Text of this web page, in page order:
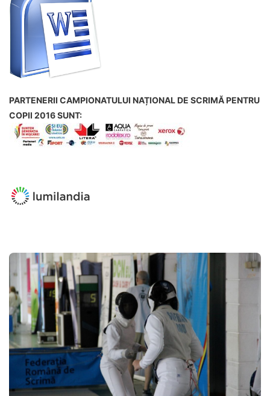
PARTENERII CAMPIONATULUI NAȚIONAL DE SCRIMĂ PENTRU
COPII 2016 SUNT: